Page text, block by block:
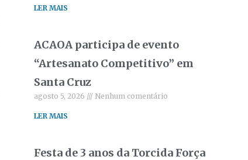
LER MAIS
ACAOA participa de evento
“Artesanato Competitivo” em
Santa Cruz
agosto 5, 2026 Nenhum comentário
LER MAIS
Festa de 3 anos da Torcida Força